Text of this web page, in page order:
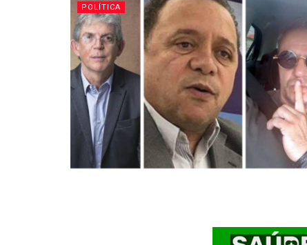
POLÍTICA